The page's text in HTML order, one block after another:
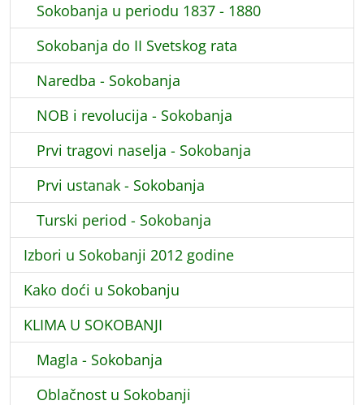
Sokobanja u periodu 1837 - 1880
Sokobanja do II Svetskog rata
Naredba - Sokobanja
NOB i revolucija - Sokobanja
Prvi tragovi naselja - Sokobanja
Prvi ustanak - Sokobanja
Turski period - Sokobanja
Izbori u Sokobanji 2012 godine
Kako doći u Sokobanju
KLIMA U SOKOBANJI
Magla - Sokobanja
Oblačnost u Sokobanji